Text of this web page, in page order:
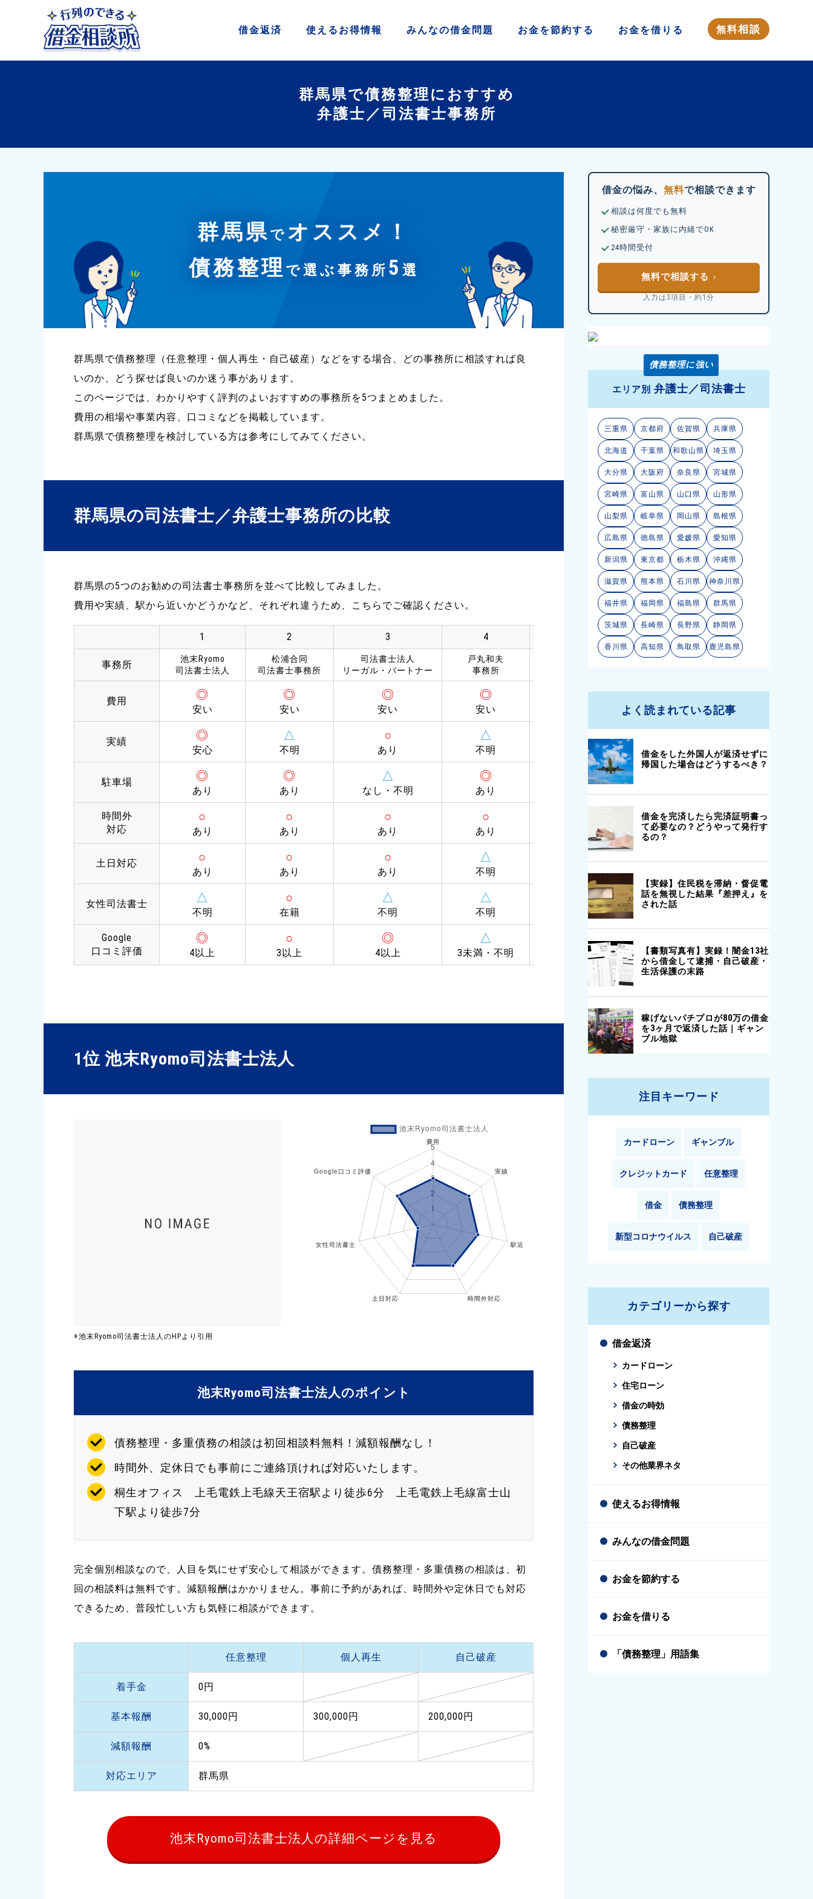
借金返済 使える お得情報 みんなの借金問題 お金を節約する お金を借りる 無料相談
群馬県で債務整理におすすめ
弁護士／司法書士事務所
群馬県でオススメ！
債務整理 で選ぶ事務所 5 選
群馬県で債務整理（任意整理・個人再生・自己破産）などをする場合、どの事務所に相談すれば良
いのか、どう探せば良いのか迷う事があります。
このページでは、わかりやすく評判のよいおすすめの事務所を5つまとめました。
費用の相場や事業内容、口コミなどを掲載しています。
群馬県で債務整理を検討している方は参考にしてみてください。
群馬県の司法書士／弁護士事務所の比較
群馬県の5つのお勧めの司法書士事務所を並べて比較してみました。
費用や実績、駅から近いかどうかなど、それぞれ違うため、こちらでご確認ください。
1 2 3 4
事務所
池末Ryomo
司法書士法人
松浦合同
司法書士事務所
司法書士法人
リーガル・パートナー
戸丸和夫
事務所
費用 ◎
安い
◎
安い
◎
安い
◎
安い
実績 ◎
安心
△
不明
○
あり
△
不明
駐車場 ◎
あり
◎
あり
△
なし・不明
◎
あり
時間外
対応
○
あり
○
あり
○
あり
○
あり
土日対応 ○
あり
○
あり
○
あり
△
不明
女性司法書士 △
不明
○
在籍
△
不明
△
不明
Google
口コミ評価
◎
4以上
○
3以上
◎
4以上
△
3未満・不明
1位 池末Ryomo司法書士法人
※池末Ryomo司法書士法人のHPより引用
池末Ryomo司法書士法人のポイント
債務整理・多重債務の相談は初回相談料無料！減額報酬なし！
時間外、定休日でも事前にご連絡頂ければ対応いたします。
桐生オフィス 上毛電鉄上毛線天王宿駅より徒歩6分 上毛電鉄上毛線富士山
下駅より徒歩7分
完全個別相談なので、人目を気にせず安心して相談ができます。債務整理・多重債務の相談は、初
回の相談料は無料です。減額報酬はかかりません。事前に予約があれば、時間外や定休日でも対応
できるため、普段忙しい方も気軽に相談ができます。
任意整理 個人再生 自己破産
着手金 0円
基本報酬 30,000円 300,000円 200,000円
減額報酬 0%
対応エリア 群馬県
池末Ryomo司法書士法人の詳細ページを見る
借金の悩み、 無料で相談できます
相談は何度でも無料
秘密厳守・家族に内緒でOK
24時間受付
無料で相談する
入力は3項目・約1分
債務整理に強い
エリア別 弁護士／司法書士
三重県 京都府 佐賀県 兵庫県
北海道 千葉県 和歌山県 埼玉県
大分県 大阪府 奈良県 宮城県
宮崎県 富山県 山口県 山形県
山梨県 岐阜県 岡山県 島根県
広島県 徳島県 愛媛県 愛知県
新潟県 東京都 栃木県 沖縄県
滋賀県 熊本県 石川県 神奈川県
福井県 福岡県 福島県 群馬県
茨城県 長崎県 長野県 静岡県
香川県 高知県 鳥取県 鹿児島県
よく読まれている記事
注目キーワード
カードローン ギャンブル
クレジットカード 任意整理
借金 債務整理
新型コロナウイルス 自己破産
カテゴリーから探す
借金返済
カードローン
住宅ローン
借金の時効
債務整理
自己破産
その他業界ネタ
使えるお得情報
みんなの借金問題
お金を節約する
お金を借りる
「債務整理」用語集